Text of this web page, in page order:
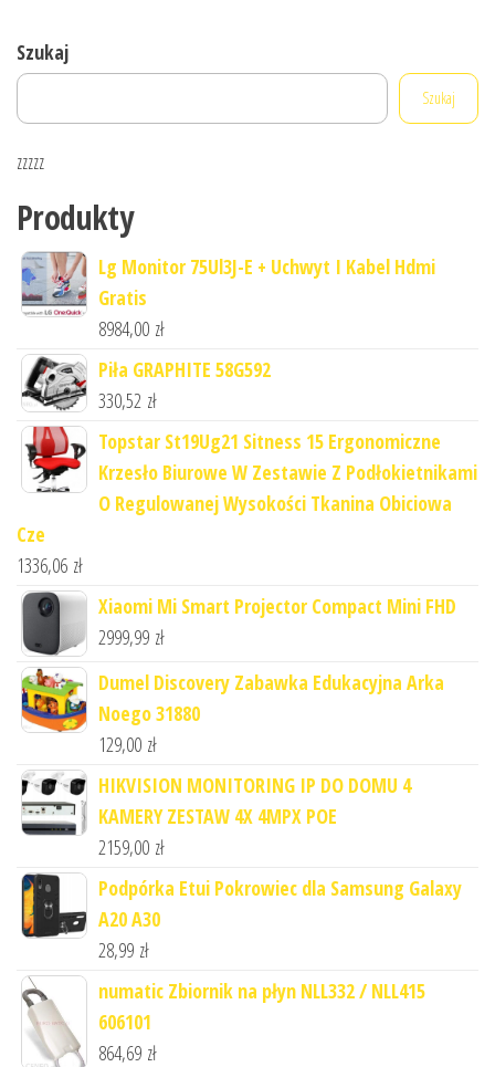
Szukaj
Szukaj
zzzzz
Produkty
Lg Monitor 75Ul3J-E + Uchwyt I Kabel Hdmi
Gratis
8984,00 zł
Piła GRAPHITE 58G592
330,52 zł
Topstar St19Ug21 Sitness 15 Ergonomiczne
Krzesło Biurowe W Zestawie Z Podłokietnikami
O Regulowanej Wysokości Tkanina Obiciowa
Cze
1336,06 zł
Xiaomi Mi Smart Projector Compact Mini FHD
2999,99 zł
Dumel Discovery Zabawka Edukacyjna Arka
Noego 31880
129,00 zł
HIKVISION MONITORING IP DO DOMU 4
KAMERY ZESTAW 4X 4MPX POE
2159,00 zł
Podpórka Etui Pokrowiec dla Samsung Galaxy
A20 A30
28,99 zł
numatic Zbiornik na płyn NLL332 / NLL415
606101
864,69 zł